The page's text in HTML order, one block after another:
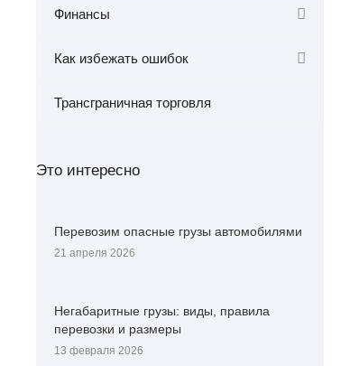
Финансы
Как избежать ошибок
Трансграничная торговля
Это интересно
Перевозим опасные грузы автомобилями
21 апреля 2026
Негабаритные грузы: виды, правила
перевозки и размеры
13 февраля 2026